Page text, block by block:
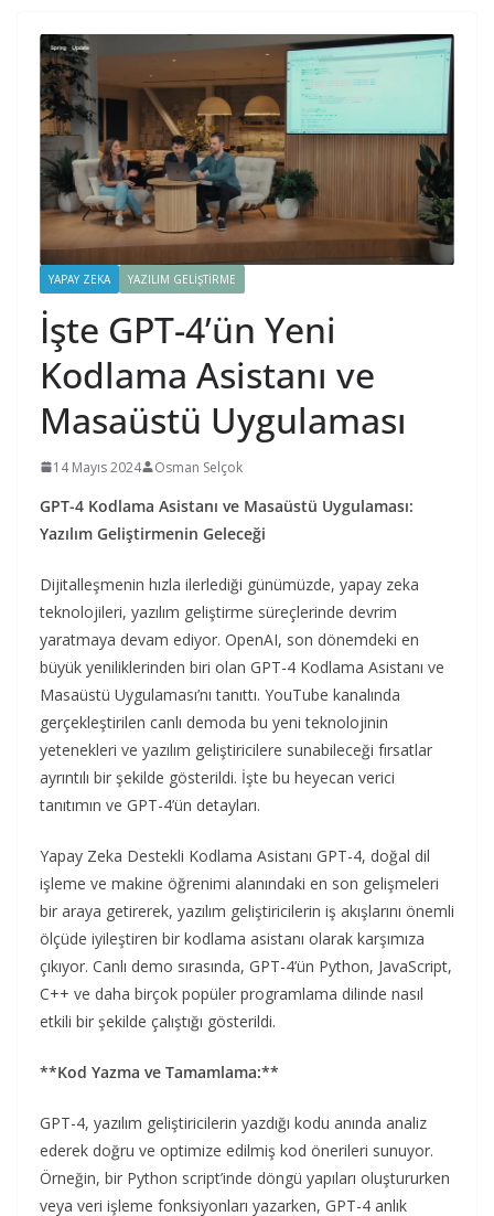
YAPAY ZEKA YAZILIM GELIŞTIRME
İşte GPT-4’ün Yeni
Kodlama Asistanı ve
Masaüstü Uygulaması
14 Mayıs 2024 Osman Selçok
GPT-4 Kodlama Asistanı ve Masaüstü Uygulaması:
Yazılım Geliştirmenin Geleceği
Dijitalleşmenin hızla ilerlediği günümüzde, yapay zeka
teknolojileri, yazılım geliştirme süreçlerinde devrim
yaratmaya devam ediyor. OpenAI, son dönemdeki en
büyük yeniliklerinden biri olan GPT-4 Kodlama Asistanı ve
Masaüstü Uygulaması’nı tanıttı. YouTube kanalında
gerçekleştirilen canlı demoda bu yeni teknolojinin
yetenekleri ve yazılım geliştiricilere sunabileceği fırsatlar
ayrıntılı bir şekilde gösterildi. İşte bu heyecan verici
tanıtımın ve GPT-4’ün detayları.
Yapay Zeka Destekli Kodlama Asistanı GPT-4, doğal dil
işleme ve makine öğrenimi alanındaki en son gelişmeleri
bir araya getirerek, yazılım geliştiricilerin iş akışlarını önemli
ölçüde iyileştiren bir kodlama asistanı olarak karşımıza
çıkıyor. Canlı demo sırasında, GPT-4’ün Python, JavaScript,
C++ ve daha birçok popüler programlama dilinde nasıl
etkili bir şekilde çalıştığı gösterildi.
**Kod Yazma ve Tamamlama:**
GPT-4, yazılım geliştiricilerin yazdığı kodu anında analiz
ederek doğru ve optimize edilmiş kod önerileri sunuyor.
Örneğin, bir Python script’inde döngü yapıları oluştururken
veya veri işleme fonksiyonları yazarken, GPT-4 anlık